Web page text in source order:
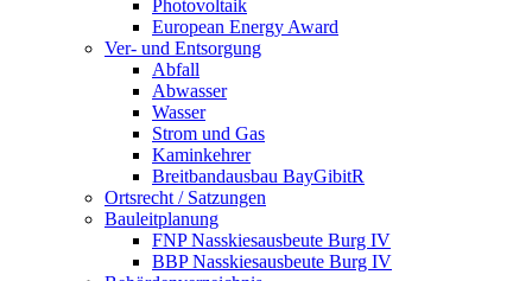
Photovoltaik
European Energy Award
Ver- und Entsorgung
Abfall
Abwasser
Wasser
Strom und Gas
Kaminkehrer
Breitbandausbau BayGibitR
Ortsrecht / Satzungen
Bauleitplanung
FNP Nasskiesausbeute Burg IV
BBP Nasskiesausbeute Burg IV